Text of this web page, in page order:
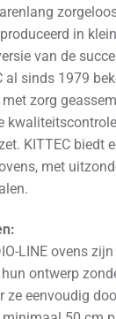
in
van de
al sinds 1979
zorg
KITTEC biedt
met
LINE ovens
ontwerp
ze eenvoudig